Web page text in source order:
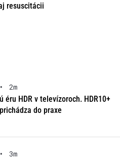
resuscitácii
•
2m
éru HDR v televízoroch. HDR10+
do praxe
•
3m